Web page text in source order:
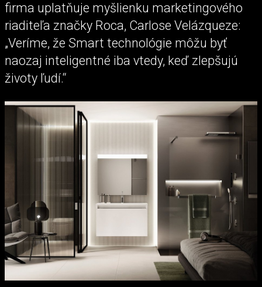
firma uplatňuje myšlienku marketingového
riaditeľa značky Roca, Carlose Velázqueze:
„Veríme, že Smart technológie môžu byť
naozaj inteligentné iba vtedy, keď zlepšujú
životy ľudí.“